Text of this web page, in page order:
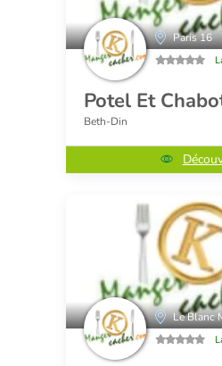
Paris 16
Potel Et
Beth-Din
Le Blanc